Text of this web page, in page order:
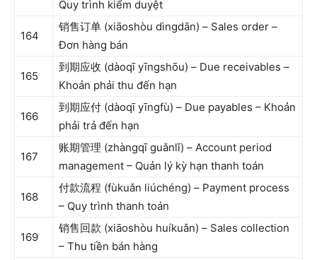
Quy trình kiểm duyệt
164
销售订单 (xiāoshòu dìngdān) – Sales order –
Đơn hàng bán
165
到期应收 (dàoqī yīngshōu) – Due receivables –
Khoản phải thu đến hạn
166
到期应付 (dàoqī yīngfù) – Due payables – Khoản
phải trả đến hạn
167
账期管理 (zhàngqī guǎnlǐ) – Account period
management – Quản lý kỳ hạn thanh toán
168
付款流程 (fùkuǎn liúchéng) – Payment process
– Quy trình thanh toán
169
销售回款 (xiāoshòu huíkuǎn) – Sales collection
– Thu tiền bán hàng